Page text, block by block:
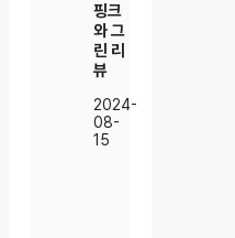
핑크
와 그
린 리
뷰
2024-
08-
15